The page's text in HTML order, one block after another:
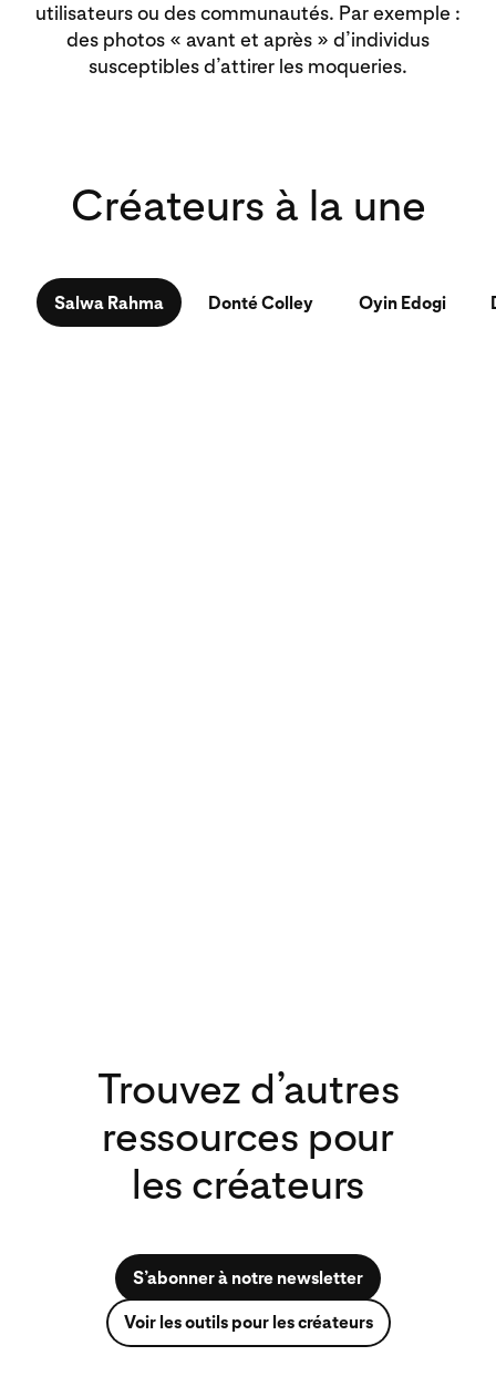
utilisateurs ou des communautés. Par exemple :
des photos « avant et après » d’individus
susceptibles d’attirer les moqueries.
Créateurs à la une
Salwa Rahma Donté Colley Oyin Edogi
Trouvez d’autres
ressources pour
les créateurs
S’abonner à notre newsletter
Voir les outils pour les créateurs